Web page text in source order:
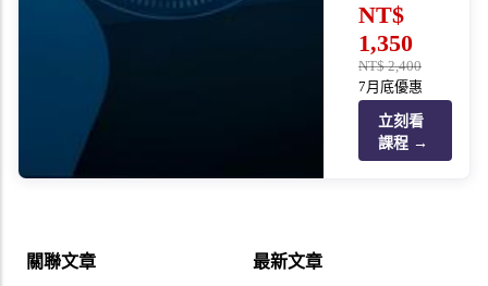
NT$
1,350
NT$2,400
7月底優惠
立刻看
課程 →
關聯文章 最新文章